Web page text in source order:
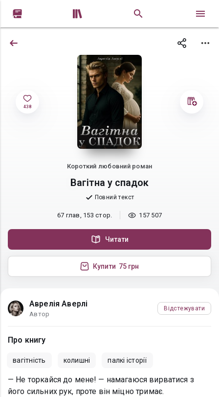
 
438
Короткий любовний роман
Вагітна у спадок
Повний текст
67 глав, 153 стор. 157 507
Читати
Купити 75 грн
Аврелія Аверлі
Автор
Відстежувати
Про книгу
вагітність колишні палкі історії
— Не торкайся до мене! — намагаюся вирватися з
його сильних рук, проте він міцно тримає.